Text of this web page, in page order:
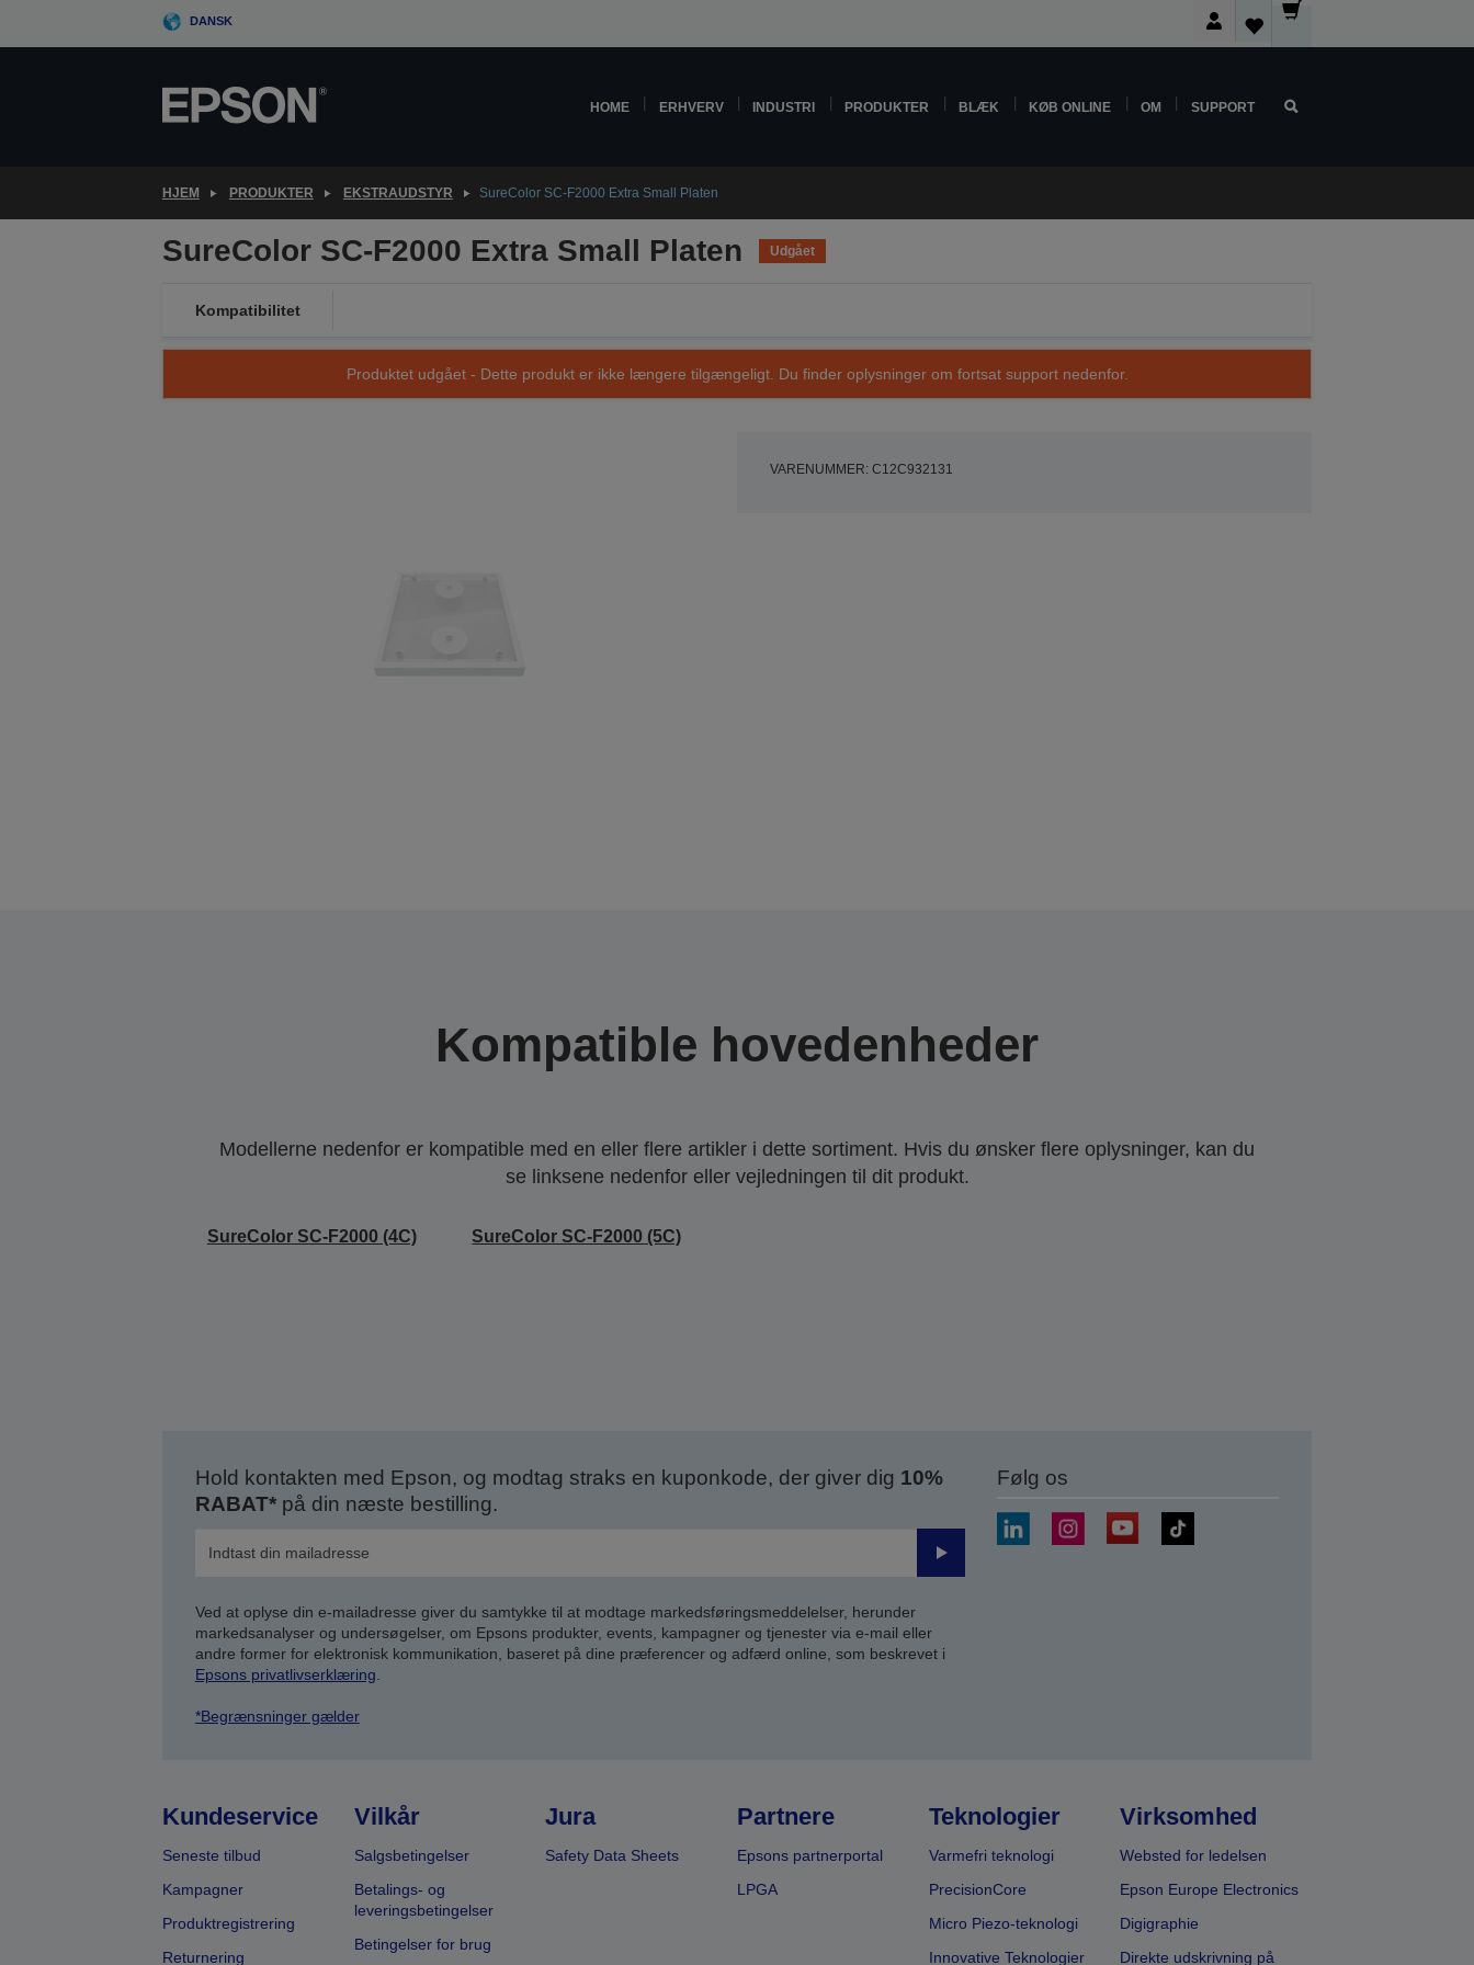
DANSK
HOME ERHVERV INDUSTRI PRODUKTER BLÆK KØB ONLINE OM SUPPORT
HJEM PRODUKTER EKSTRAUDSTYR SureColor SC-F2000 Extra Small Platen
SureColor SC-F2000 Extra Small Platen Udgået
Kompatibilitet
Produktet udgået - Dette produkt er ikke længere tilgængeligt. Du finder oplysninger om fortsat support nedenfor.
VARENUMMER: C12C932131
Kompatible hovedenheder
Modellerne nedenfor er kompatible med en eller flere artikler i dette sortiment. Hvis du ønsker flere oplysninger, kan du
se linksene nedenfor eller vejledningen til dit produkt.
SureColor SC-F2000 (4C) SureColor SC-F2000 (5C)
Hold kontakten med Epson, og modtag straks en kuponkode, der giver dig 10%
RABAT*på din næste bestilling.
Send
Ved at oplyse din e-mailadresse giver du samtykke til at modtage markedsføringsmeddelelser, herunder
markedsanalyser og undersøgelser, om Epsons produkter, events, kampagner og tjenester via e-mail eller
andre former for elektronisk kommunikation, baseret på dine præferencer og adfærd online, som beskrevet i
Epsons privatlivserklæring
*Begrænsninger gælder
Følg os
Kundeservice
Seneste tilbud
Kampagner
Produktregistrering
Returnering
Vilkår
Salgsbetingelser
Betalings- og
leveringsbetingelser
Betingelser for brug
Jura
Safety Data Sheets
Partnere
Epsons partnerportal
LPGA
Teknologier
Varmefri teknologi
PrecisionCore
Micro Piezo-teknologi
Innovative Teknologier
Virksomhed
Websted for ledelsen
Epson Europe Electronics
Digigraphie
Direkte udskrivning på